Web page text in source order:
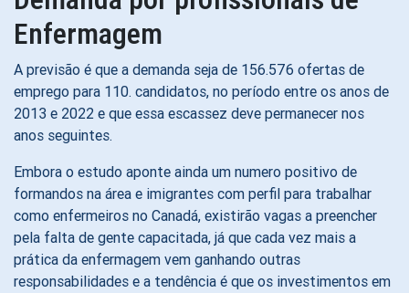
Enfermagem
A previsão é que a demanda seja de 156.576 ofertas de
emprego para 110. candidatos, no período entre os anos de
2013 e 2022 e que essa escassez deve permanecer nos
anos seguintes.
Embora o estudo aponte ainda um numero positivo de
formandos na área e imigrantes com perfil para trabalhar
como enfermeiros no Canadá, existirão vagas a preencher
pela falta de gente capacitada, já que cada vez mais a
prática da enfermagem vem ganhando outras
responsabilidades e a tendência é que os investimentos em